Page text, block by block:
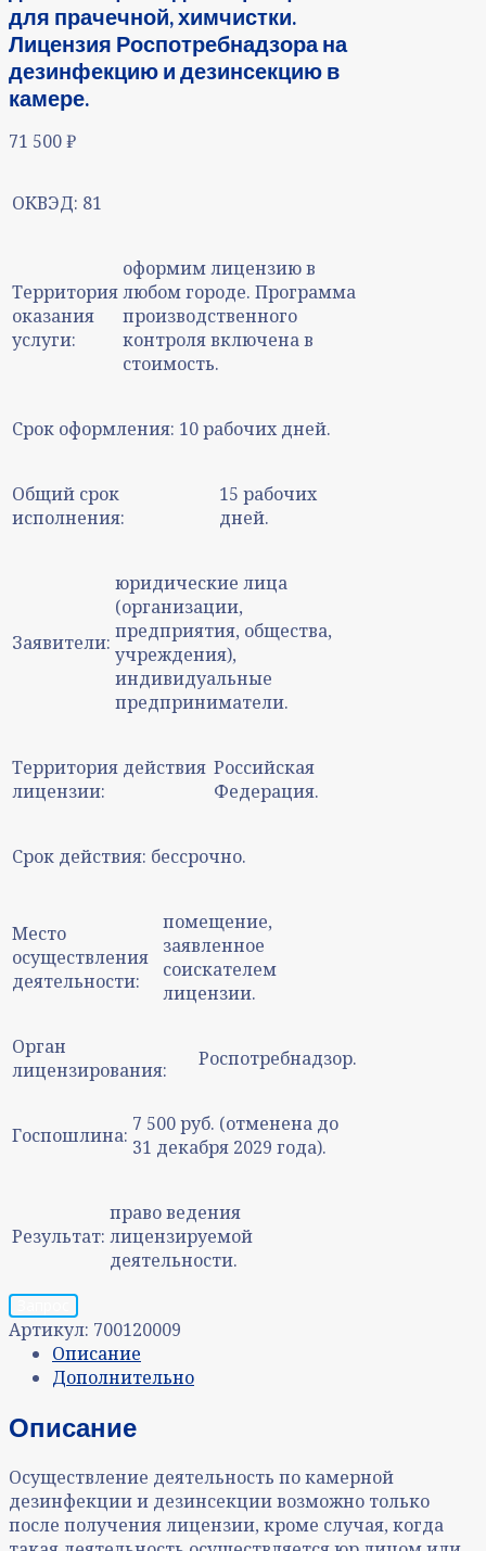
для прачечной, химчистки.
Лицензия Роспотребнадзора на
дезинфекцию и дезинсекцию в
камере.
71 500₽
ОКВЭД: 81
Территория
оказания
услуги:
оформим лицензию в
любом городе. Программа
производственного
контроля включена в
стоимость.
Срок оформления: 10 рабочих дней.
Общий срок
исполнения:
15 рабочих
дней.
Заявители:
юридические лица
(организации,
предприятия, общества,
учреждения),
индивидуальные
предприниматели.
Территория действия
лицензии:
Российская
Федерация.
Срок действия: бессрочно.
Место
осуществления
деятельности:
помещение,
заявленное
соискателем
лицензии.
Орган
лицензирования:
Роспотребнадзор.
Госпошлина: 7 500 руб. (отменена до
31 декабря 2029 года).
Результат:
право ведения
лицензируемой
деятельности.
Артикул: 700120009
Описание
Дополнительно
Описание
Осуществление деятельность по камерной
дезинфекции и дезинсекции возможно только
после получения лицензии, кроме случая, когда